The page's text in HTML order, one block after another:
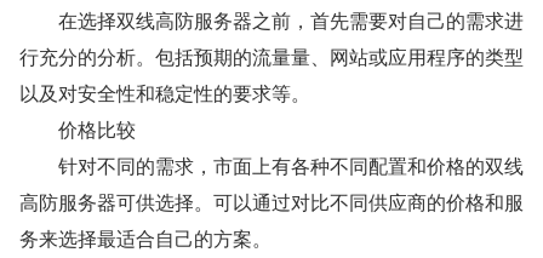
在选择双线高防服务器之前，首先需要对自己的需求进
行充分的分析。包括预期的流量量、网站或应用程序的类型
以及对安全性和稳定性的要求等。
价格比较
针对不同的需求，市面上有各种不同配置和价格的双线
高防服务器可供选择。可以通过对比不同供应商的价格和服
务来选择最适合自己的方案。